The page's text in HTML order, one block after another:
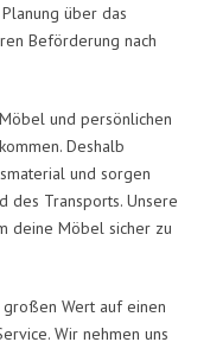
über das
Beförderung nach
und persönlichen
Deshalb
und sorgen
des Transports. Unsere
deine Möbel sicher zu
Wert auf einen
Wir nehmen uns